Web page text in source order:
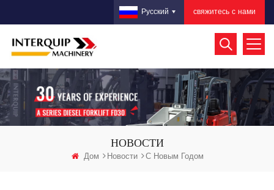
свяжитесь с нами
Русский
НОВОСТИ
Дом Новости С Новым Годом